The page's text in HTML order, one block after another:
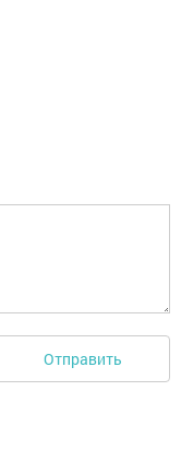
Отправить